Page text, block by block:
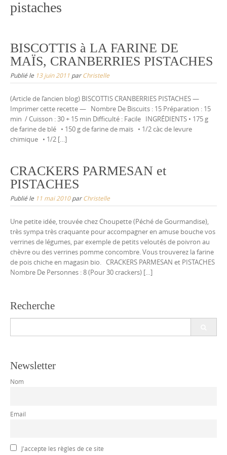
pistaches
BISCOTTIS à LA FARINE DE
MAÏS, CRANBERRIES PISTACHES
Publié le 13 juin 2011 parChristelle
(Article de l’ancien blog) BISCOTTIS CRANBERRIES PISTACHES —
Imprimer cette recette — Nombre De Biscuits : 15 Préparation : 15
min / Cuisson : 30 + 15 min Difficulté : Facile INGRÉDIENTS • 175 g
de farine de blé • 150 g de farine de maïs • 1/2 càc de levure
chimique • 1/2 […]
CRACKERS PARMESAN et
PISTACHES
Publié le 11 mai 2010parChristelle
Une petite idée, trouvée chez Choupette (Péché de Gourmandise),
très sympa très craquante pour accompagner en amuse bouche vos
verrines de légumes, par exemple de petits veloutés de poivron au
chèvre ou des verrines pomme concombre. Vous trouverez la farine
de pois chiche en magasin bio. CRACKERS PARMESAN et PISTACHES
Nombre De Personnes : 8 (Pour 30 crackers) […]
Recherche
Newsletter
Nom
Email
J'accepte les règles de ce site